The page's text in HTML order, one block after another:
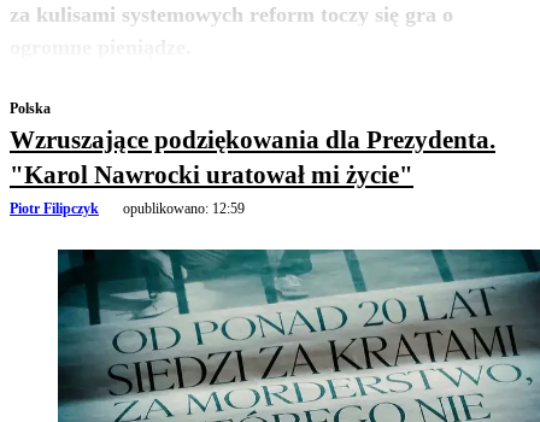
za kulisami systemowych reform toczy się gra o
zobacz więcej
Polska
Wzruszające podziękowania dla Prezydenta.
"Karol Nawrocki uratował mi życie"
Piotr Filipczyk opublikowano: 12:59